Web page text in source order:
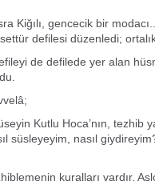
Kiğılı, gencecik bir
defilesi düzenledi;
de defilede yer alan
Kutlu Hoca’nın, tezhib
süsleyeyim, nasıl
kuralları vardır.